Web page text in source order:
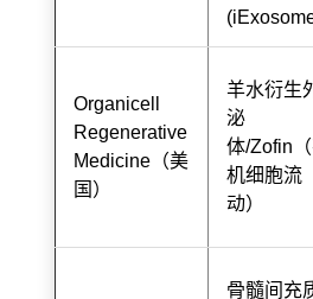
Organicell
Regenerative
Medicine（美
国）
羊水衍生
泌
体/Zofin
机细胞流
动）
骨髓间充